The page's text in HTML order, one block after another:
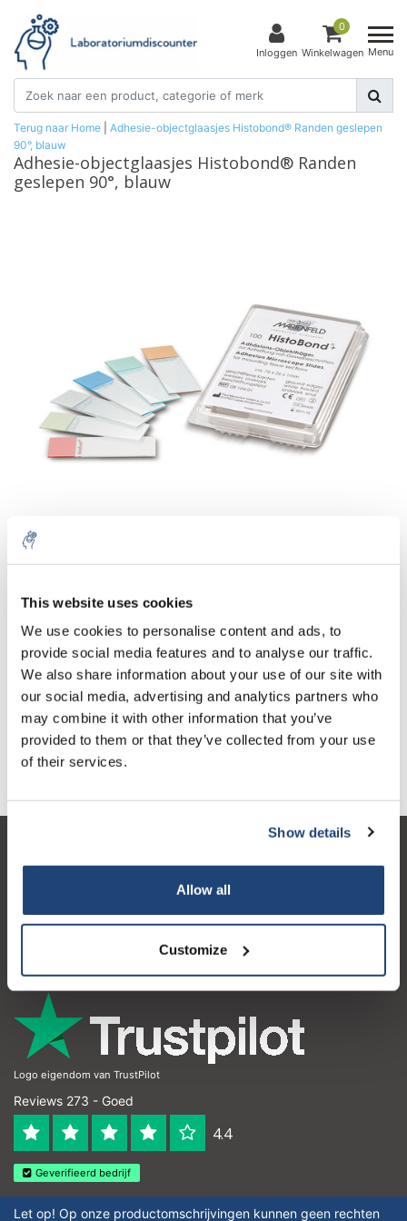
This website uses cookies
We use cookies to personalise content and ads, to
provide social media features and to analyse our traffic.
We also share information about your use of our site with
our social media, advertising and analytics partners who
may combine it with other information that you’ve
provided to them or that they’ve collected from your use
of their services.
Show details
Allow all
Customize
Inloggen
0
Winkelwagen Menu
Terug naar Home
Adhesie-objectglaasjes Histobond® Randen geslepen
90°, blauw
Adhesie-objectglaasjes Histobond® Randen
geslepen 90°, blauw
Aantal Product
100 Stuks
€47,64
Excl. btw
€57,65
Incl. btw
Meer
Toevoegen aan winkelwagen
Informatie
Contactgegevens
Logo eigendom van TrustPilot
Reviews 273 - Goed
4.4
Geverifieerd bedrijf
Let op! Op onze productomschrijvingen kunnen geen rechten